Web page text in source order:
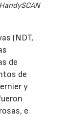
(NDT,
de
de
y
e